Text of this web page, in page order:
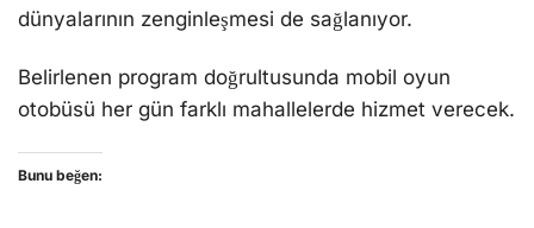
dünyalarının zenginleşmesi de sağlanıyor.
Belirlenen program doğrultusunda mobil oyun
otobüsü her gün farklı mahallelerde hizmet verecek.
Bunu beğen: